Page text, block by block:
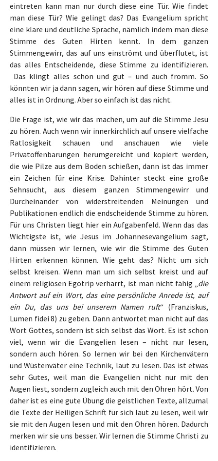
eintreten kann man nur durch diese eine Tür. Wie findet
man diese Tür? Wie gelingt das? Das Evangelium spricht
eine klare und deutliche Sprache, nämlich indem man diese
Stimme des Guten Hirten kennt. In dem ganzen
Stimmengewirr, das auf uns einströmt und überflutet, ist
das alles Entscheidende, diese Stimme zu identifizieren.
Das klingt alles schön und gut – und auch fromm. So
könnten wir ja dann sagen, wir hören auf diese Stimme und
alles ist in Ordnung. Aber so einfach ist das nicht.
Die Frage ist, wie wir das machen, um auf die Stimme Jesu
zu hören. Auch wenn wir innerkirchlich auf unsere vielfache
Ratlosigkeit schauen und anschauen wie viele
Privatoffenbarungen herumgereicht und kopiert werden,
die wie Pilze aus dem Boden schießen, dann ist das immer
ein Zeichen für eine Krise. Dahinter steckt eine große
Sehnsucht, aus diesem ganzen Stimmengewirr und
Durcheinander von widerstreitenden Meinungen und
Publikationen endlich die endscheidende Stimme zu hören.
Für uns Christen liegt hier ein Aufgabenfeld. Wenn das das
Wichtigste ist, wie Jesus im Johannesevangelium sagt,
dann müssen wir lernen, wie wir die Stimme des Guten
Hirten erkennen können. Wie geht das? Nicht um sich
selbst kreisen. Wenn man um sich selbst kreist und auf
einem religiösen Egotrip verharrt, ist man nicht fähig „ die
Antwort auf ein Wort, das eine persönliche Anrede ist, auf
ein Du, das uns bei unserem Namen ruft“ (Franziskus,
Lumen fidei 8) zu geben. Dann antwortet man nicht auf das
Wort Gottes, sondern ist sich selbst das Wort. Es ist schon
viel, wenn wir die Evangelien lesen – nicht nur lesen,
sondern auch hören. So lernen wir bei den Kirchenvätern
und Wüstenväter eine Technik, laut zu lesen. Das ist etwas
sehr Gutes, weil man die Evangelien nicht nur mit den
Augen liest, sondern zugleich auch mit den Ohren hört. Von
daher ist es eine gute Übung die geistlichen Texte, allzumal
die Texte der Heiligen Schrift für sich laut zu lesen, weil wir
sie mit den Augen lesen und mit den Ohren hören. Dadurch
merken wir sie uns besser. Wir lernen die Stimme Christi zu
identifizieren.